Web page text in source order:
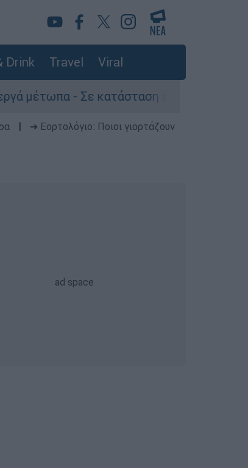
Drink Travel Viral
έκτακτης ανάγκη η Βρετανική
➔ Εορτολόγιο: Ποιοι γιορτάζουν